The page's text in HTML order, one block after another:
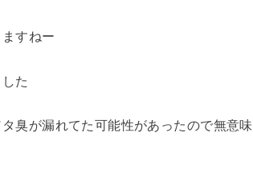
すねー
た
臭が漏れてた可能性があったので無意